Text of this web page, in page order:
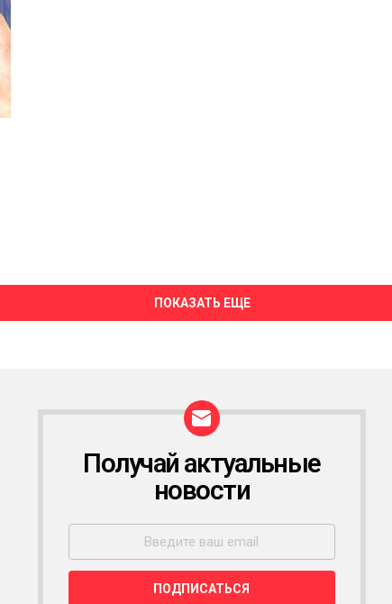
ПОКАЗАТЬ ЕЩЕ
Л
К
Получай актуальные
новости